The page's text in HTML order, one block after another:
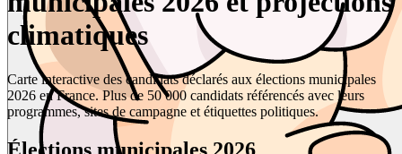
climatiques
Carte interactive des candidats déclarés aux élections municipales
2026 en France. Plus de 50 000 candidats référencés avec leurs
programmes, sites de campagne et étiquettes politiques.
Élections municipales 2026